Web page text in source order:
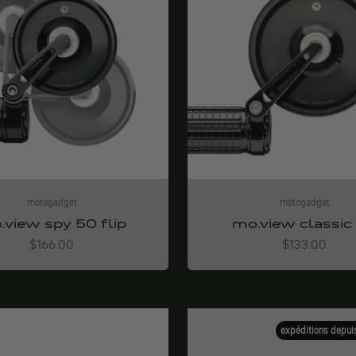
motogadget
spy 50 flip
Angebot
$166.00
motogadget
mo.view classic
Angebot
$133.00
expéditions